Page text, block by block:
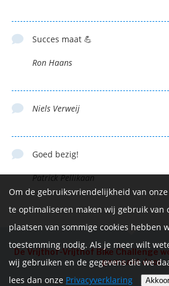
Succes maat 💪
Ron Haans
Niels Verweij
Goed bezig!
Patrick Pellikaan
De Vrijthof-Vrijthof Bike Challenge
gemaakt door
Om de gebruiksvriendelijkheid van
te optimaliseren maken wij gebruik van
plaatsen van sommige cookies hebben
toestemming nodig. Als je meer wilt
wij gebruiken en de gegevens die we
lees dan onze Privacyverklaring